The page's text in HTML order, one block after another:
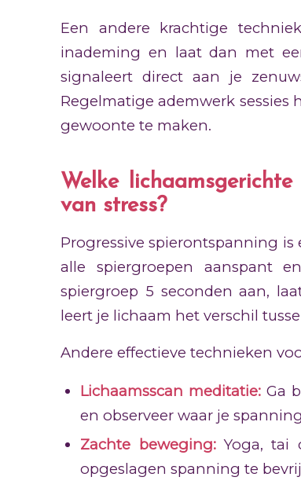
Een andere krachtige
inademing en laat dan met
signaleert direct aan je
Regelmatige ademwerk sessies
gewoonte te maken.
Welke
van stress?
Progressive spierontspanning
alle spiergroepen aanspant
spiergroep 5 seconden aan,
leert je lichaam het verschil
Andere effectieve technieken
Lichaamsscan meditatie: Ga
en observeer waar je
Zachte beweging:Yoga, tai
opgeslagen spanning te